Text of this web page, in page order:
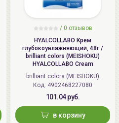
/ 0 отзывов
HYALCOLLABO Крем
глубокоувлажняющий, 48г /
brilliant colors (MEISHOKU)
HYALCOLLABO Cream
brilliant colors (MEISHOKU)
(Япония)
Код: 4902468227080
101.04 руб.
в корзину